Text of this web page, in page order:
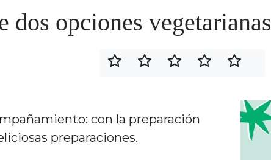
dos opciones vegetarianas
con la preparación
preparaciones.